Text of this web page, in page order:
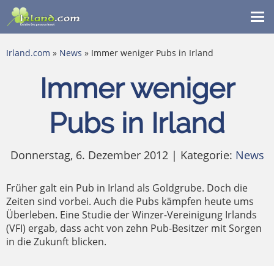
Irland.com » News » Immer weniger Pubs in Irland
Immer weniger
Pubs in Irland
Donnerstag, 6. Dezember 2012 | Kategorie: News
Früher galt ein Pub in Irland als Goldgrube. Doch die
Zeiten sind vorbei. Auch die Pubs kämpfen heute ums
Überleben. Eine Studie der Winzer-Vereinigung Irlands
(VFI) ergab, dass acht von zehn Pub-Besitzer mit Sorgen
in die Zukunft blicken.